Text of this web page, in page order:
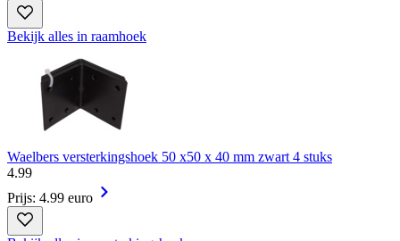
Bekijk alles in raamhoek
Waelbers versterkingshoek 50 x50 x 40 mm zwart 4 stuks
4.99
Prijs: 4.99 euro